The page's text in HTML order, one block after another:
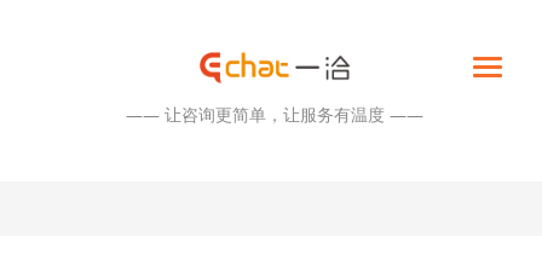
—— 让咨询更简单，让服务有温度 ——